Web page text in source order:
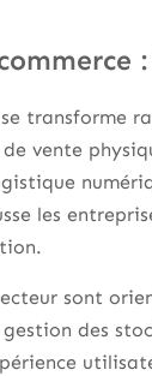
transforme
vente
les
sont
des